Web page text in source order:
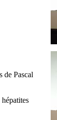
de Pascal